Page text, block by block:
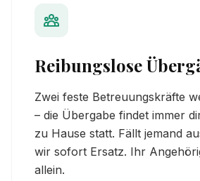
Reibungslose
Zwei feste Betreuungskräfte
– die Übergabe findet immer
zu Hause statt. Fällt jemand
wir sofort Ersatz. Ihr
allein.